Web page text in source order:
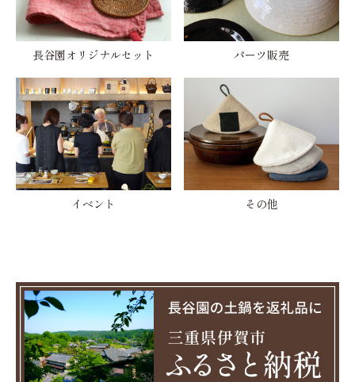
長谷園オリジナルセット パーツ販売
イベント その他